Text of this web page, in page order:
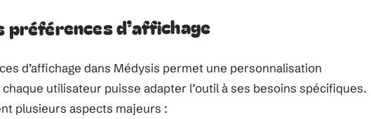
d’affichage
d’affichage dans Médysis permet une personnalisation
utilisateur puisse adapter l’outil à ses besoins spécifiques.
plusieurs aspects majeurs :